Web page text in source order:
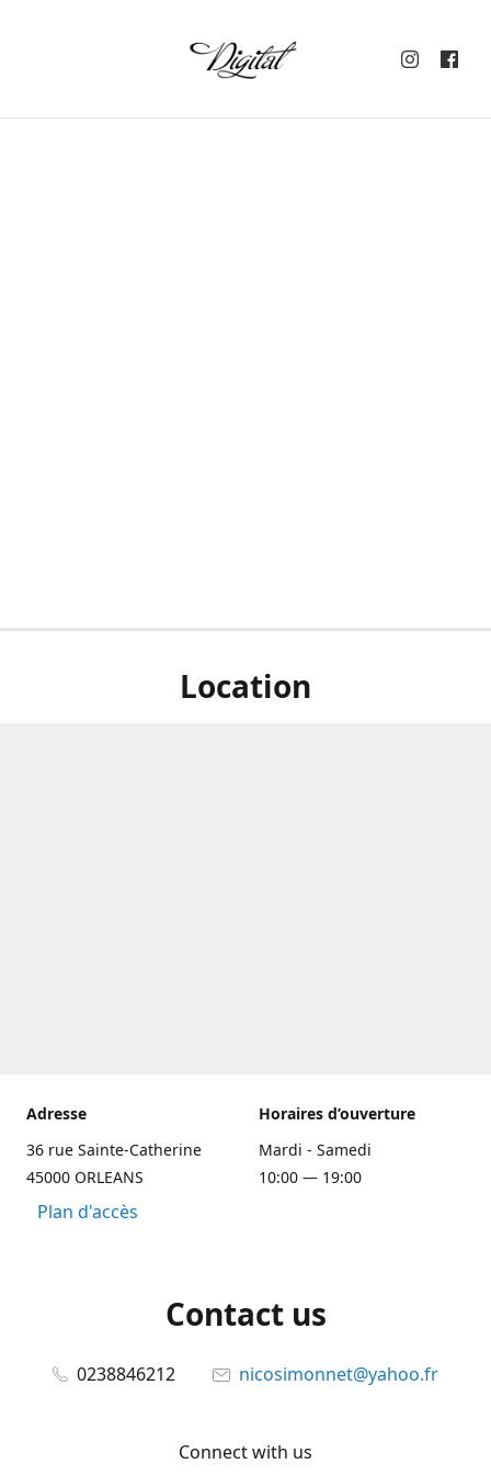
Location
Adresse
36 rue Sainte-Catherine
45000 ORLEANS
Plan d'accès
Horaires d’ouverture
Mardi - Samedi
10:00 — 19:00
Contact us
0238846212 nicosimonnet@yahoo.fr
Connect with us